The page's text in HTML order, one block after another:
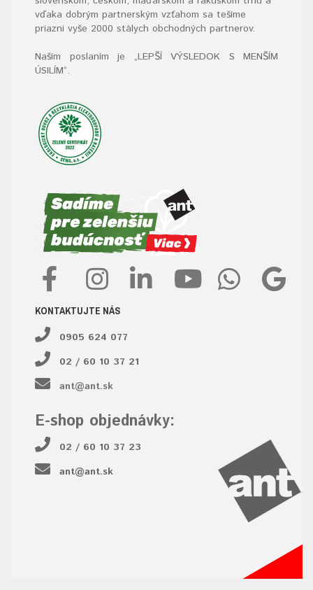
vďaka dobrým partnerským vzťahom sa tešíme
priazni vyše 2000 stálych obchodných partnerov.
Naším poslaním je „LEPŠÍ VÝSLEDOK S MENŠÍM
ÚSILÍM“.
KONTAKTUJTE NÁS
0905 624 077
02 / 60 10 37 21
ant@ant.sk
E-shop objednávky:
02 / 60 10 37 23
ant@ant.sk